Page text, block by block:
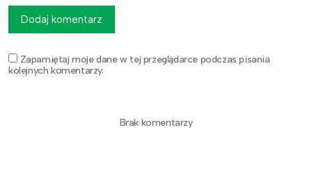
Zapamiętaj moje dane w tej przeglądarce podczas pisania
kolejnych komentarzy.
Dodaj komentarz
Brak komentarzy